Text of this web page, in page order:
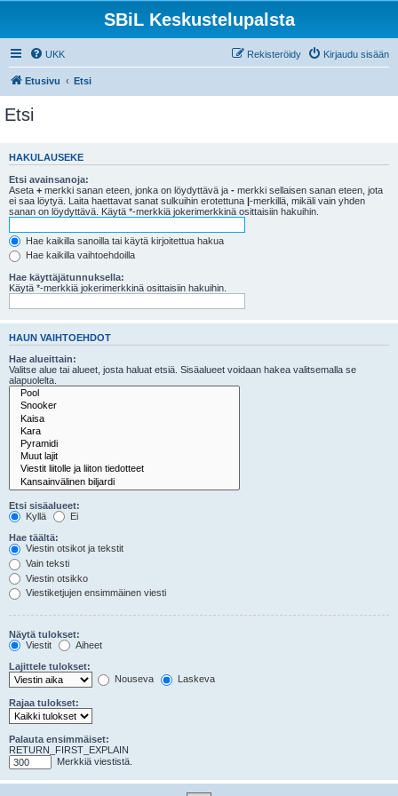
SBiL Keskustelupalsta
UKK Kirjaudu sisään
Rekisteröidy
Etusivu Etsi
Etsi
HAKULAUSEKE
Etsi avainsanoja:
Aseta + merkki sanan eteen, jonka on löydyttävä ja - merkki sellaisen sanan eteen, jota
ei saa löytyä. Laita haettavat sanat sulkuihin erotettuna |-merkillä, mikäli vain yhden
sanan on löydyttävä. Käytä *-merkkiä jokerimerkkinä osittaisiin hakuihin.
Hae kaikilla sanoilla tai käytä kirjoitettua hakua
Hae kaikilla vaihtoehdoilla
Hae käyttäjätunnuksella:
Käytä *-merkkiä jokerimerkkinä osittaisiin hakuihin.
HAUN VAIHTOEHDOT
Hae alueittain:
Valitse alue tai alueet, josta haluat etsiä. Sisäalueet voidaan hakea valitsemalla se
alapuolelta.
Etsi sisäalueet:
Kyllä
Ei
Hae täältä:
Viestin otsikot ja tekstit
Vain teksti
Viestin otsikko
Viestiketjujen ensimmäinen viesti
Näytä tulokset:
Viestit
Aiheet
Lajittele tulokset:
Nouseva
Laskeva
Rajaa tulokset:
Palauta ensimmäiset:
RETURN_FIRST_EXPLAIN
Merkkiä viestistä.